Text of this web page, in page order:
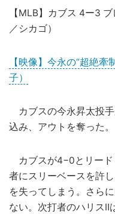
【MLB】カブス 4ー3
／シカゴ）
【映像】今永の“超絶
子）
カブスの今永昇太投
込み、アウトを奪った。
カブスが4−0とリード
者にスリーベースを許
を失ってしまう。さら
ない。次打者のハリスⅡ